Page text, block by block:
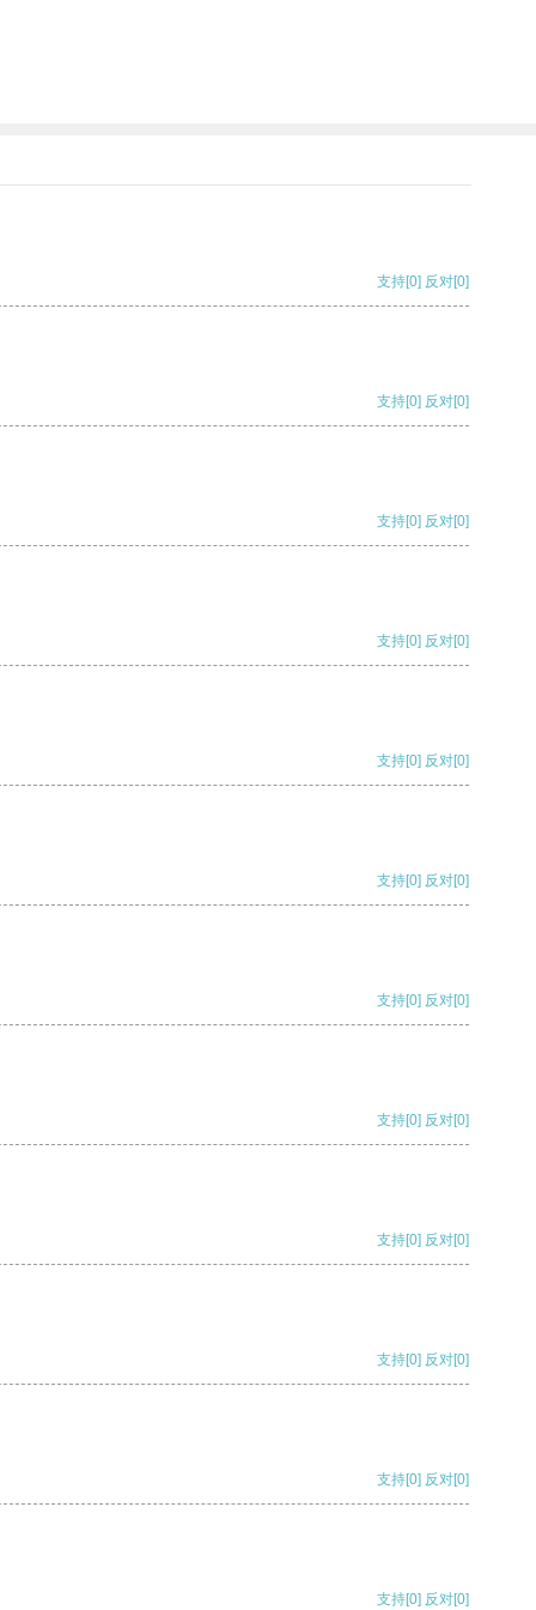
支持[0] 反对[0]
支持[0] 反对[0]
支持[0] 反对[0]
支持[0] 反对[0]
支持[0] 反对[0]
支持[0] 反对[0]
支持[0] 反对[0]
支持[0] 反对[0]
支持[0] 反对[0]
支持[0] 反对[0]
支持[0] 反对[0]
支持[0] 反对[0]